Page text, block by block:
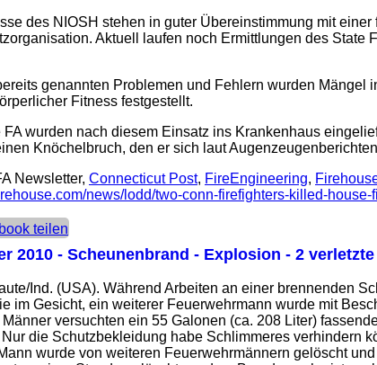
des NIOSH stehen in guter Übereinstimmung mit
Aktuell laufen noch Ermittlungen des
genannten Problemen und Fehlern wurden Mängel
Fitness festgestellt.
FA wurden nach diesem Einsatz ins Krankenhaus
Knöchelbruch, den er sich laut
Newsletter, Connecticut Post, FireEngineering,
news/lodd/two-conn-firefighters-killed-house-
teilen
2010 - Scheunenbrand - Explosion - 2 verletzte
Ind. (USA). Während Arbeiten an einer brennenden
im Gesicht, ein weiterer Feuerwehrmann wurde mit
versuchten ein 55 Galonen (ca. 208 Liter)
die Schutzbekleidung habe Schlimmeres verhindern
wurde von weiteren Feuerwehrmännern gelöscht